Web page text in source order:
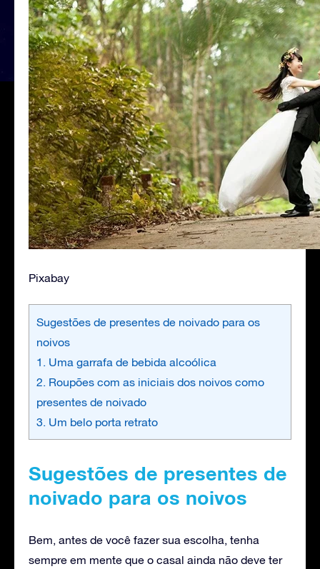
Pixabay
Sugestões de presentes de noivado para os
noivos
1. Uma garrafa de bebida alcoólica
2. Roupões com as iniciais dos noivos como
presentes de noivado
3. Um belo porta retrato
Sugestões de presentes de
noivado para os noivos
Bem, antes de você fazer sua escolha, tenha
sempre em mente que o casal ainda não deve ter